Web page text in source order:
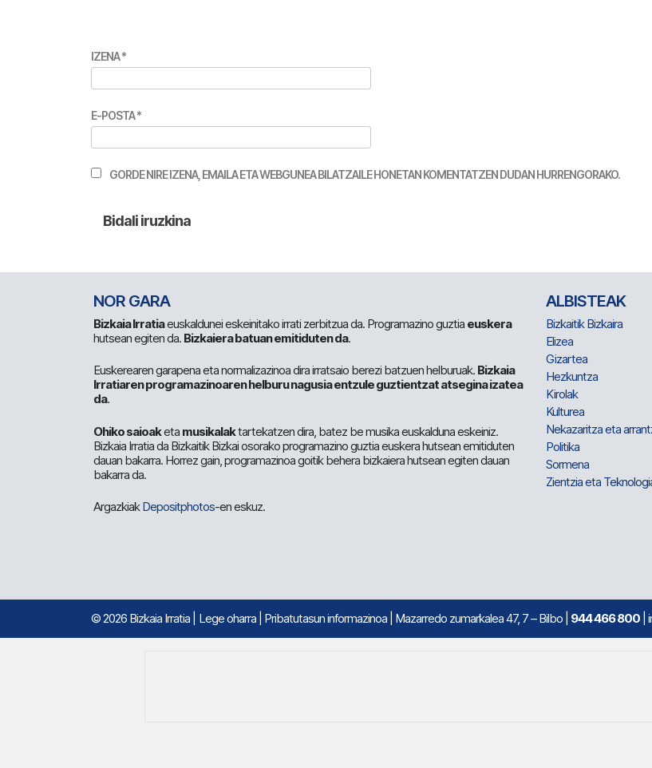
IZENA*
E-POSTA*
GORDE NIRE IZENA, EMAILA ETA WEBGUNEA BILATZAILE HONETAN KOMENTATZEN DUDAN HURRENGORAKO.
NOR GARA
Bizkaia Irratiaeuskaldunei eskeinitako irrati zerbitzua da. Programazino guztia euskera
hutsean egiten da. Bizkaiera batuan emitiduten da.
Euskerearen garapena eta normalizazinoa dira irratsaio berezi batzuen helburuak. Bizkaia
Irratiaren programazinoaren helburu nagusia entzule guztientzat atsegina izatea
da.
Ohiko saioaketa musikalaktartekatzen dira, batez be musika euskalduna eskeiniz.
Bizkaia Irratia da Bizkaitik Bizkai osorako programazino guztia euskera hutsean emitiduten
dauan bakarra. Horrez gain, programazinoa goitik behera bizkaiera hutsean egiten dauan
bakarra da.
ArgazkiakDepositphotos-en eskuz.
ALBISTEAK
Bizkaitik Bizkaira
Elizea
Gizartea
Hezkuntza
Kirolak
Kulturea
Nekazaritza eta
Politika
Sormena
Zientzia eta
© 2026 Bizkaia Irratia Lege oharra Pribatutasun informazinoa | Mazarredo zumarkalea 47, 7 – Bilbo | 944 466 800 |